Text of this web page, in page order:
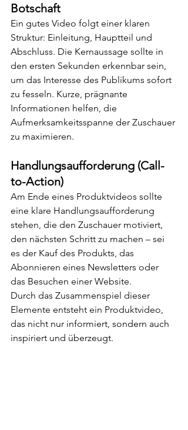
Botschaft
Ein gutes Video folgt einer klaren
Struktur: Einleitung, Hauptteil und
Abschluss. Die Kernaussage sollte in
den ersten Sekunden erkennbar sein,
um das Interesse des Publikums sofort
zu fesseln. Kurze, prägnante
Informationen helfen, die
Aufmerksamkeitsspanne der Zuschauer
zu maximieren.
Handlungsaufforderung (Call-
to-Action)
Am Ende eines Produktvideos sollte
eine klare Handlungsaufforderung
stehen, die den Zuschauer motiviert,
den nächsten Schritt zu machen – sei
es der Kauf des Produkts, das
Abonnieren eines Newsletters oder
das Besuchen einer Website.
Durch das Zusammenspiel dieser
Elemente entsteht ein Produktvideo,
das nicht nur informiert, sondern auch
inspiriert und überzeugt.